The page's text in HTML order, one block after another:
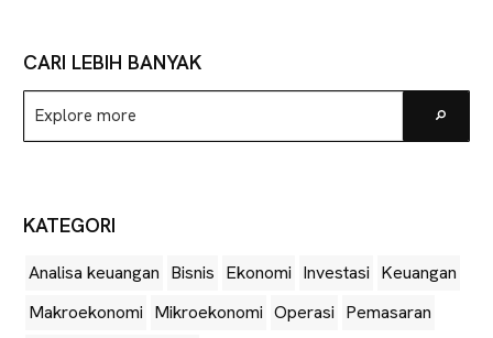
CARI LEBIH BANYAK
Explore
more
KATEGORI
Analisa keuangan Bisnis Ekonomi Investasi Keuangan
Makroekonomi Mikroekonomi Operasi Pemasaran